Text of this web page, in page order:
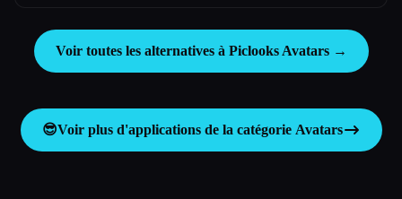
Voir toutes les alternatives à Piclooks Avatars →
😎Voir plus d'applications de la catégorie Avatars